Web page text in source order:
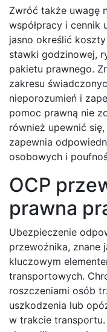
Zwróć także uwagę
współpracy i cennik
jasno określić
stawki godzinowej,
pakietu prawnego.
zakresu
nieporozumień i
pomoc prawną nie
również upewnić
zapewnia
osobowych i
OCP
prawna
Ubezpieczenie
przewoźnika, znane
kluczowym
transportowych.
roszczeniami osób
uszkodzenia lub
w trakcie